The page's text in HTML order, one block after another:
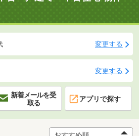
変更する
変更する
新着メールを受
取る
アプリで探す